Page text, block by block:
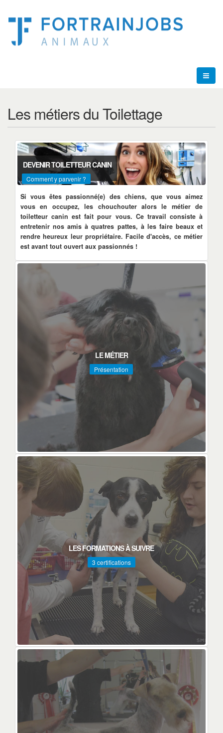
Les métiers du Toilettage
DEVENIR TOILETTEUR CANIN
Comment y parvenir ?
Si vous êtes passionné(e) des chiens, que vous aimez
vous en occupez, les chouchouter alors le métier de
toiletteur canin est fait pour vous. Ce travail consiste à
entretenir nos amis à quatres pattes, à les faire beaux et
rendre heureux leur propriétaire. Facile d'accès, ce métier
est avant tout ouvert aux passionnés !
LE MÉTIER
Présentation
LES FORMATIONS À SUIVRE
3 certifications